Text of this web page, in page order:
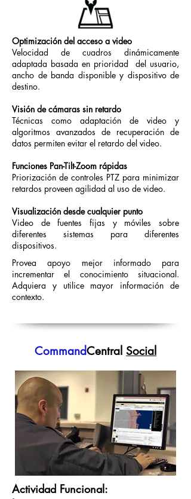
Optimización del acceso a video
Velocidad de cuadros dinámicamente
adaptada basada en prioridad del usuario,
ancho de banda disponible y dispositivo de
destino.
Visión de cámaras sin retardo
Técnicas como adaptación de video y
algoritmos avanzados de recuperación de
datos permiten evitar el retardo del video.
Funciones Pan-Tilt-Zoom rápidas
Priorización de controles PTZ para minimizar
retardos proveen agilidad al uso de video.
Visualización desde cualquier punto
Video de fuentes fijas y móviles sobre
diferentes sistemas para diferentes
dispositivos.
Provea apoyo mejor informado para
incrementar el conocimiento situacional.
Adquiera y utilice mayor información de
contexto.
CommandCentral Social
Actividad Funcional: